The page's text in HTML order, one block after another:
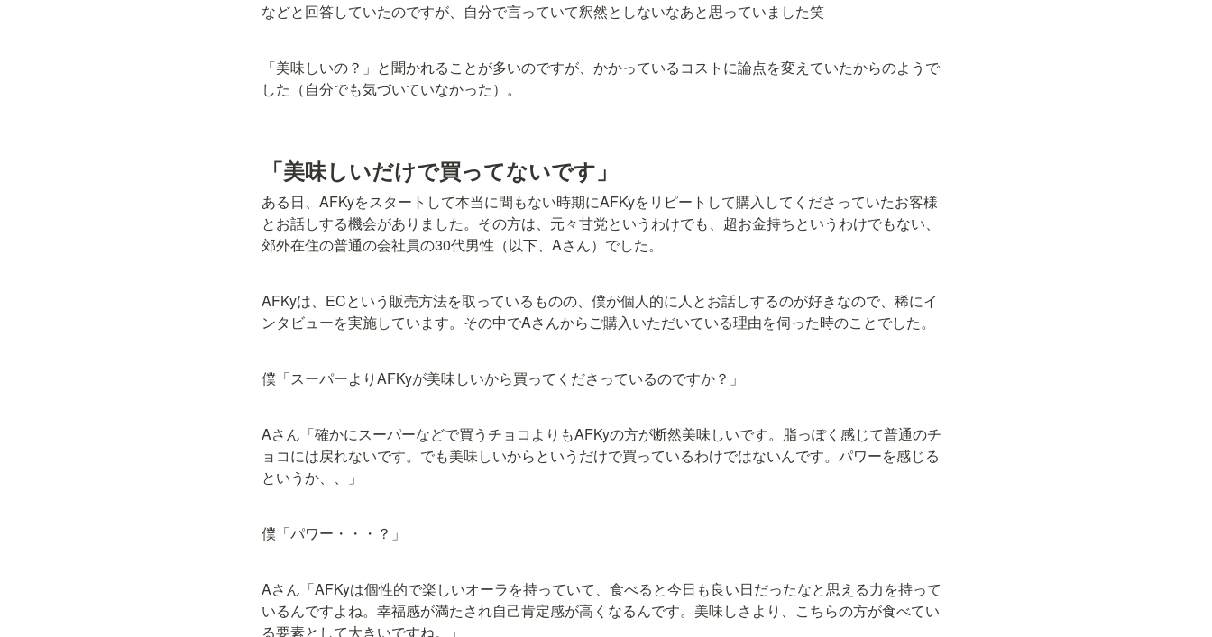
などと回答していたのですが、自分で言っていて釈然としないなあと思っていました笑
「美味しいの？」と聞かれることが多いのですが、かかっているコストに論点を変えていたからのようで
した（自分でも気づいていなかった）。
「美味しいだけで買ってないです」
ある日、AFKyをスタートして本当に間もない時期にAFKyをリピートして購入してくださっていたお客様
とお話しする機会がありました。その方は、元々甘党というわけでも、超お金持ちというわけでもない、
郊外在住の普通の会社員の30代男性（以下、Aさん）でした。
AFKyは、ECという販売方法を取っているものの、僕が個人的に人とお話しするのが好きなので、稀にイ
ンタビューを実施しています。その中でAさんからご購入いただいている理由を伺った時のことでした。
僕「スーパーよりAFKyが美味しいから買ってくださっているのですか？」
Aさん「確かにスーパーなどで買うチョコよりもAFKyの方が断然美味しいです。脂っぽく感じて普通のチ
ョコには戻れないです。でも美味しいからというだけで買っているわけではないんです。パワーを感じる
というか、、」
僕「パワー・・・？」
Aさん「AFKyは個性的で楽しいオーラを持っていて、食べると今日も良い日だったなと思える力を持って
いるんですよね。幸福感が満たされ自己肯定感が高くなるんです。美味しさより、こちらの方が食べてい
る要素として大きいですね。」